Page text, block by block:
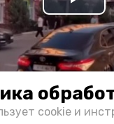
cookie и